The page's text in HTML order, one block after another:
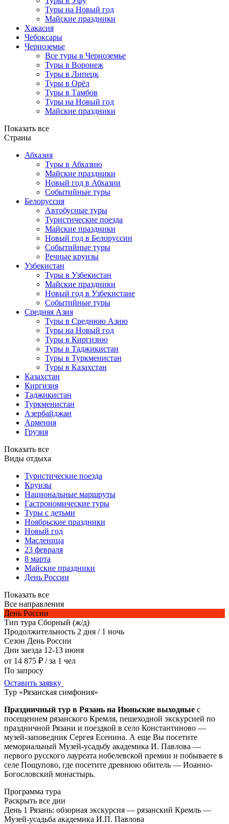
Туры на Новый год
Майские праздники
Хакасия
Чебоксары
Черноземье
Все туры в Черноземье
Туры в Воронеж
Туры в Липецк
Туры в Орёл
Туры в Тамбов
Туры на Новый год
Майские праздники
Показать все
Страны
Абхазия
Туры в Абхазию
Майские праздники
Новый год в Абхазии
Событийные туры
Белоруссия
Автобусные туры
Туристические поезда
Майские праздники
Новый год в Белоруссии
Событийные туры
Речные круизы
Узбекистан
Туры в Узбекистан
Майские праздники
Новый год в Узбекистане
Событийные туры
Средняя Азия
Туры в Среднюю Азию
Туры на Новый год
Туры в Киргизию
Туры в Таджикистан
Туры в Туркменистан
Туры в Казахстан
Казахстан
Киргизия
Таджикистан
Туркменистан
Азербайджан
Армения
Грузия
Показать все
Виды отдыха
Туристические поезда
Круизы
Национальные маршруты
Гастрономические туры
Туры с детьми
Ноябрьские праздники
Новый год
Масленица
23 февраля
8 марта
Майские праздники
День России
Показать все
Все направления
День России
Тип тура Сборный (ж/д)
Продолжительность 2 дня / 1 ночь
Сезон День России
Дни заезда 12-13 июня
от 14 875 ₽ / за 1 чел
По запросу
Оставить заявку
Тур «Рязанская симфония»
Праздничный тур в Рязань на Июньские выходные с
посещением рязанского Кремля, пешеходной экскурсией по
праздничной Рязани и поездкой в село Константиново —
музей-заповедник Сергея Есенина. А еще Вы посетите
мемориальный Музей-усадьбу академика И. Павлова —
первого русского лауреата нобелевской премии и побываете в
селе Пощупово, где посетите древнюю обитель — Иоанно-
Богословский монастырь.
Программа тура
Раскрыть все дни
День 1 Рязань: обзорная экскурсия — рязанский Кремль —
Музей-усадьба академика И.П. Павлова